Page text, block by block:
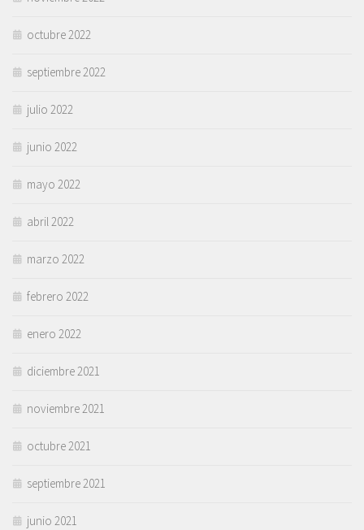
octubre 2022
septiembre 2022
julio 2022
junio 2022
mayo 2022
abril 2022
marzo 2022
febrero 2022
enero 2022
diciembre 2021
noviembre 2021
octubre 2021
septiembre 2021
junio 2021